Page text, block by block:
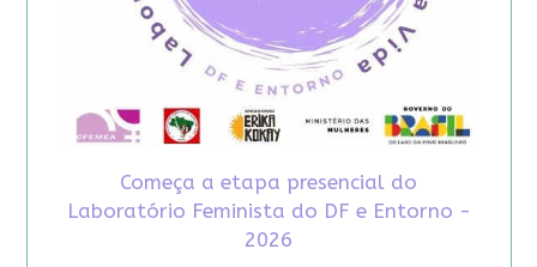
Começa a etapa presencial do
Laboratório Feminista do DF e Entorno -
2026